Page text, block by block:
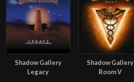
Shadow Gallery
Legacy
Shadow Gallery
Room V